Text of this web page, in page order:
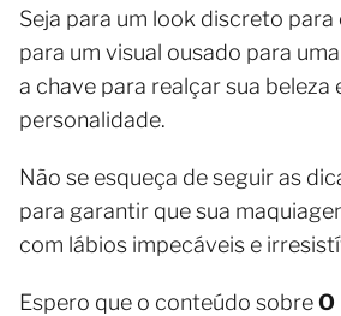
Seja para um look discreto para
para um visual ousado para
a chave para realçar sua beleza
personalidade.
Não se esqueça de seguir as
para garantir que sua
com lábios impecáveis e
Espero que o conteúdo sobreO